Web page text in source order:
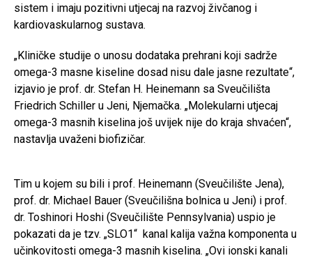
sistem i imaju pozitivni utjecaj na razvoj živčanog i
kardiovaskularnog sustava.
„Kliničke studije o unosu dodataka prehrani koji sadrže
omega-3 masne kiseline dosad nisu dale jasne rezultate“,
izjavio je prof. dr. Stefan H. Heinemann sa Sveučilišta
Friedrich Schiller u Jeni, Njemačka. „Molekularni utjecaj
omega-3 masnih kiselina još uvijek nije do kraja shvaćen“,
nastavlja uvaženi biofizičar.
Tim u kojem su bili i prof. Heinemann (Sveučilište Jena),
prof. dr. Michael Bauer (Sveučilišna bolnica u Jeni) i prof.
dr. Toshinori Hoshi (Sveučilište Pennsylvania) uspio je
pokazati da je tzv. „SLO1“ kanal kalija važna komponenta u
učinkovitosti omega-3 masnih kiselina. „Ovi ionski kanali